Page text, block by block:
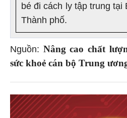
bé đi cách ly tập trung tại
Thành phố.
Nguồn: Nâng cao chất
sức khoẻ cán bộ Trung